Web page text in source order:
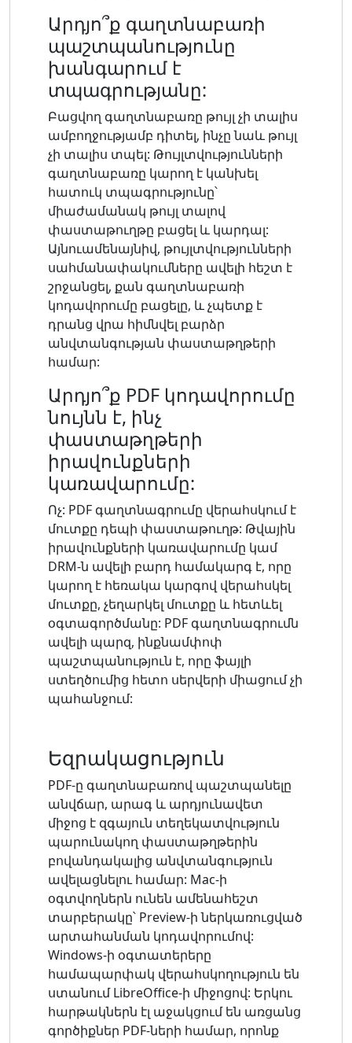
Արդյո՞ք գաղտնաբառի
պաշտպանությունը
խանգարում է
տպագրությանը:
Բացվող գաղտնաբառը թույլ չի տալիս
ամբողջությամբ դիտել, ինչը նաև թույլ
չի տալիս տպել: Թույլտվությունների
գաղտնաբառը կարող է կանխել
հատուկ տպագրությունը՝
միաժամանակ թույլ տալով
փաստաթուղթը բացել և կարդալ:
Այնուամենայնիվ, թույլտվությունների
սահմանափակումները ավելի հեշտ է
շրջանցել, քան գաղտնաբառի
կոդավորումը բացելը, և չպետք է
դրանց վրա հիմնվել բարձր
անվտանգության փաստաթղթերի
համար:
Արդյո՞ք PDF կոդավորումը
նույնն է, ինչ
փաստաթղթերի
իրավունքների
կառավարումը:
Ոչ: PDF գաղտնագրումը վերահսկում է
մուտքը դեպի փաստաթուղթ: Թվային
իրավունքների կառավարումը կամ
DRM-ն ավելի բարդ համակարգ է, որը
կարող է հեռակա կարգով վերահսկել
մուտքը, չեղարկել մուտքը և հետևել
օգտագործմանը: PDF գաղտնագրումն
ավելի պարզ, ինքնամփոփ
պաշտպանություն է, որը ֆայլի
ստեղծումից հետո սերվերի միացում չի
պահանջում:
Եզրակացություն
PDF-ը գաղտնաբառով պաշտպանելը
անվճար, արագ և արդյունավետ
միջոց է զգայուն տեղեկատվություն
պարունակող փաստաթղթերին
բովանդակալից անվտանգություն
ավելացնելու համար: Mac-ի
օգտվողներն ունեն ամենահեշտ
տարբերակը՝ Preview-ի ներկառուցված
արտահանման կոդավորումով:
Windows-ի օգտատերերը
համապարփակ վերահսկողություն են
ստանում LibreOffice-ի միջոցով: Երկու
հարթակներն էլ աջակցում են առցանց
գործիքներ PDF-ների համար, որոնք